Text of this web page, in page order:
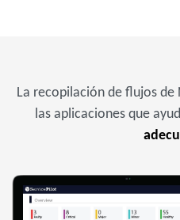
La recopilación de flujos
las aplicaciones que